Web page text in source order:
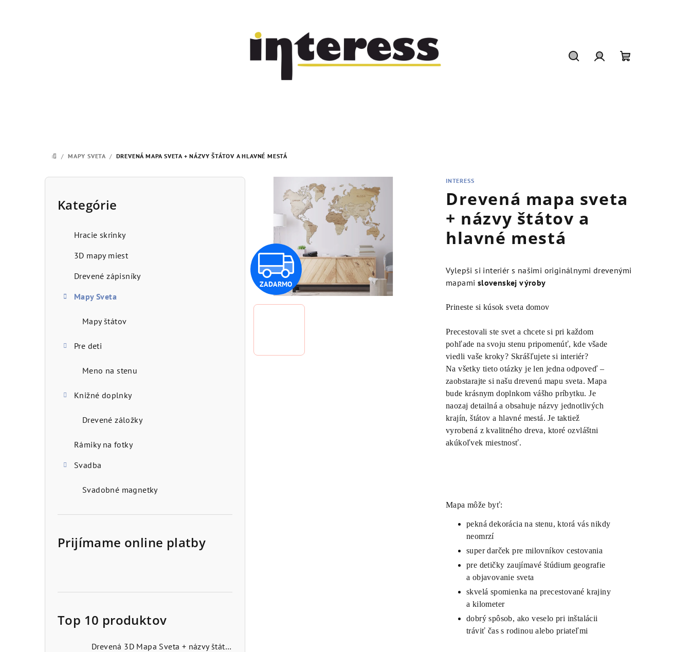
DOMOV
/ MAPY SVETA / DREVENÁ MAPA SVETA + NÁZVY ŠTÁTOV A HLAVNÉ MESTÁ
B
Preskočiť
kategórie
Kategórie
Hracie skrinky
3D mapy miest
Drevené zápisníky
Mapy Sveta
Mapy štátov
Pre deti
Meno na stenu
Knižné doplnky
Drevené záložky
Rámiky na fotky
Svadba
Svadobné magnetky
Prijímame online platby
Top 10 produktov
Drevená 3D Mapa Sveta + názvy štátov a hlavné mestá
INTERESS
Drevená mapa sveta
+ názvy štátov a
hlavné mestá
Vylepši si interiér s našimi originálnymi drevenými
mapami slovenskej výroby
Prineste si kúsok sveta domov
Precestovali ste svet a chcete si pri každom
pohľade na svoju stenu pripomenúť, kde všade
viedli vaše kroky? Skrášľujete si interiér?
Na všetky tieto otázky je len jedna odpoveď –
zaobstarajte si našu drevenú mapu sveta. Mapa
bude krásnym doplnkom vášho príbytku. Je
naozaj detailná a obsahuje názvy jednotlivých
krajín, štátov a hlavné mestá. Je taktiež
vyrobená z kvalitného dreva, ktoré ozvláštni
akúkoľvek miestnosť.
Mapa môže byť:
pekná dekorácia na stenu, ktorá vás nikdy
neomrzí
super darček pre milovníkov cestovania
pre detičky zaujímavé štúdium geografie
a objavovanie sveta
skvelá spomienka na precestované krajiny
a kilometer
dobrý spôsob, ako veselo pri inštalácii
tráviť čas s rodinou alebo priateľmi
Z
A
ZADARMO